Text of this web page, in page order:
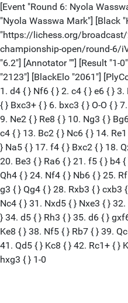
[Event "Round 6: Nyola
"Nyola Wasswa Mark"] [Black
"https://lichess.org/broadcast/
championship-open/round-6/
"6.2"] [Annotator ""] [Result "1-
"2123"] [BlackElo "2061"]
1. d4 { } Nf6 { } 2. c4 { } e6 { }
{ } Bxc3+ { } 6. bxc3 { } O-O { }
9. Ne2 { } Re8 { } 10. Ng3 { }
c4 { } 13. Bc2 { } Nc6 { } 14.
} Na5 { } 17. f4 { } Bxc2 { } 18.
20. Be3 { } Ra6 { } 21. f5 { } b4
Qh4 { } 24. Nf4 { } Nb6 { } 25.
g3 { } Qg4 { } 28. Rxb3 { } cxb3
Nc4 { } 31. Nxd5 { } Nxe3 { }
} 34. d5 { } Rh3 { } 35. d6 { }
Ke8 { } 38. Nf5 { } Rb7 { } 39.
41. Qd5 { } Kc8 { } 42. Rc1+ { }
hxg3 { } 1-0